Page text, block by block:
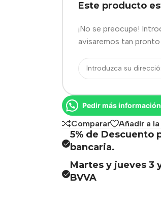
Este producto
¡No se preocupe!
avisaremos tan
Pedir más información
Comparar Añadir a
5% de Descuento
bancaria.
Martes y jueves 3
BVVA